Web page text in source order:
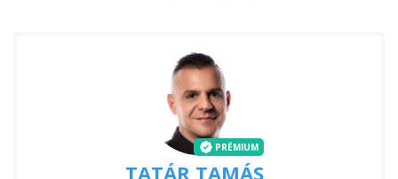
PRÉMIUM
TATÁR TAMÁS